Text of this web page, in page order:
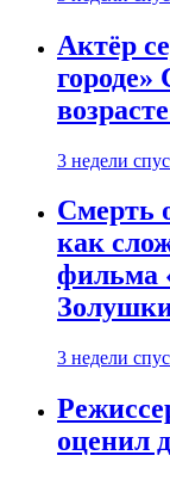
Актёр
городе»
3 недели
Смерть
как
фильма
3 недели
оценил